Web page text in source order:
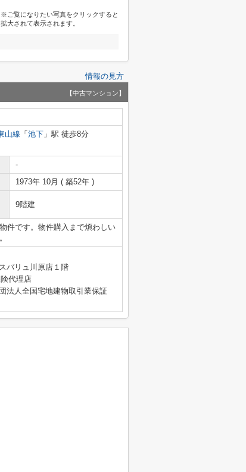
※ご覧になりたい写真をクリックすると
拡大されて表示されます。
情報の見方
【中古マンション】
山線 「 池下 」駅 徒歩8分
-
1973年 10月 ( 築52年 )
9階建
件です。物件購入まで煩わしい
バリュ川原店１階
代理店
法人全国宅地建物取引業保証